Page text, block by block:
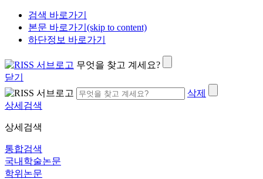
검색 바로가기
본문 바로가기(skip to content)
하단정보 바로가기
무엇을 찾고 계세요?
닫기
삭제
상세검색
상세검색
통합검색
국내학술논문
학위논문